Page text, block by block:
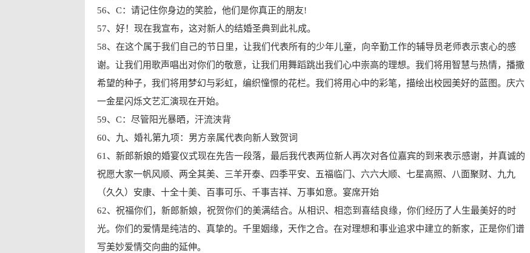
56、C：请记住你身边的笑脸，他们是你真正的朋友!
57、好！现在我宣布，这对新人的结婚圣典到此礼成。
58、在这个属于我们自己的节日里，让我们代表所有的少年儿童，向辛勤工作的辅导员老师表示衷心的感
谢。让我们用歌声唱出对你们的敬意，让我们用舞蹈跳出我们心中崇高的理想。我们将用智慧与热情，播撒
希望的种子，我们将用梦幻与彩虹，编织憧憬的花栏。我们将用心中的彩笔，描绘出校园美好的蓝图。庆六
一金星闪烁文艺汇演现在开始。
59、C：尽管阳光暴晒，汗流浃背
60、九、婚礼第九项：男方亲属代表向新人致贺词
61、新郎新娘的婚宴仪式现在先告一段落，最后我代表两位新人再次对各位嘉宾的到来表示感谢，并真诚的
祝愿大家一帆风顺、两全其美、三羊开泰、四季平安、五福临门、六六大顺、七星高照、八面聚财、九九
（久久）安康、十全十美、百事可乐、千事吉祥、万事如意。宴席开始
62、祝福你们，新郎新娘，祝贺你们的美满结合。从相识、相恋到喜结良缘，你们经历了人生最美好的时
光。你们的爱情是纯洁的、真挚的。千里姻缘，天作之合。在对理想和事业追求中建立的新家，正是你们谱
写美妙爱情交向曲的延伸。